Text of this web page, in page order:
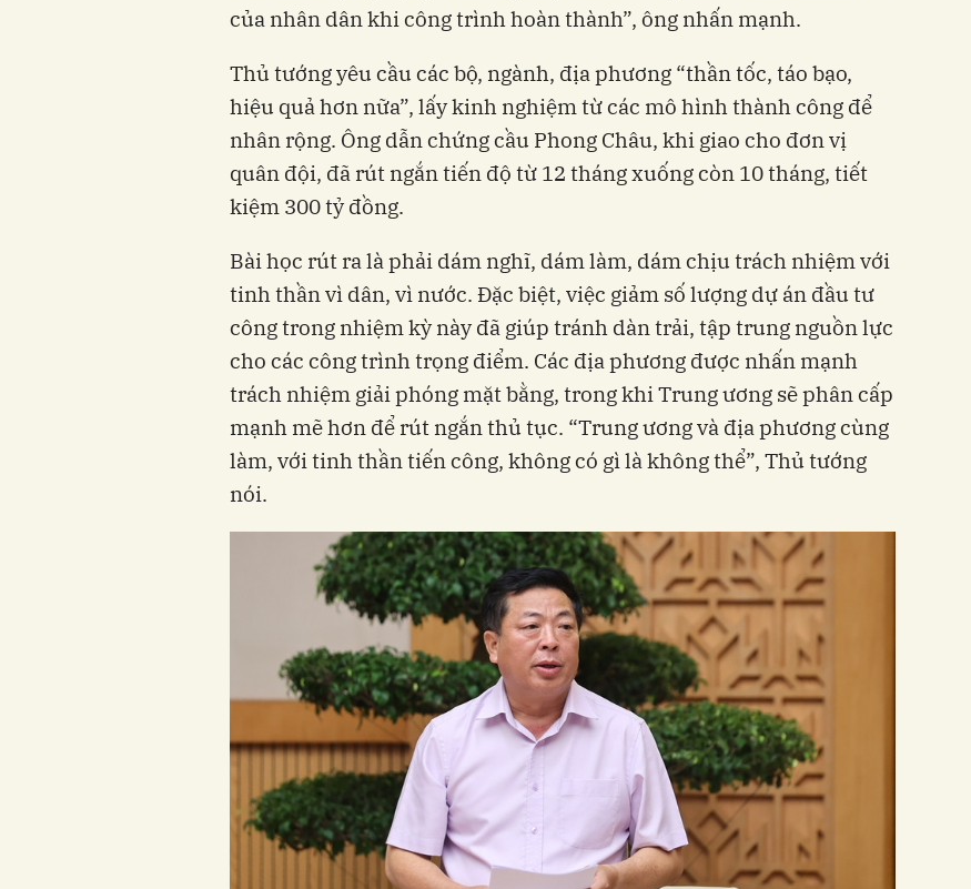
của nhân dân khi công trình hoàn thành”, ông nhấn mạnh.
Thủ tướng yêu cầu các bộ, ngành, địa phương “thần tốc, táo bạo,
hiệu quả hơn nữa”, lấy kinh nghiệm từ các mô hình thành công để
nhân rộng. Ông dẫn chứng cầu Phong Châu, khi giao cho đơn vị
quân đội, đã rút ngắn tiến độ từ 12 tháng xuống còn 10 tháng, tiết
kiệm 300 tỷ đồng.
Bài học rút ra là phải dám nghĩ, dám làm, dám chịu trách nhiệm với
tinh thần vì dân, vì nước. Đặc biệt, việc giảm số lượng dự án đầu tư
công trong nhiệm kỳ này đã giúp tránh dàn trải, tập trung nguồn lực
cho các công trình trọng điểm. Các địa phương được nhấn mạnh
trách nhiệm giải phóng mặt bằng, trong khi Trung ương sẽ phân cấp
mạnh mẽ hơn để rút ngắn thủ tục. “Trung ương và địa phương cùng
làm, với tinh thần tiến công, không có gì là không thể”, Thủ tướng
nói.